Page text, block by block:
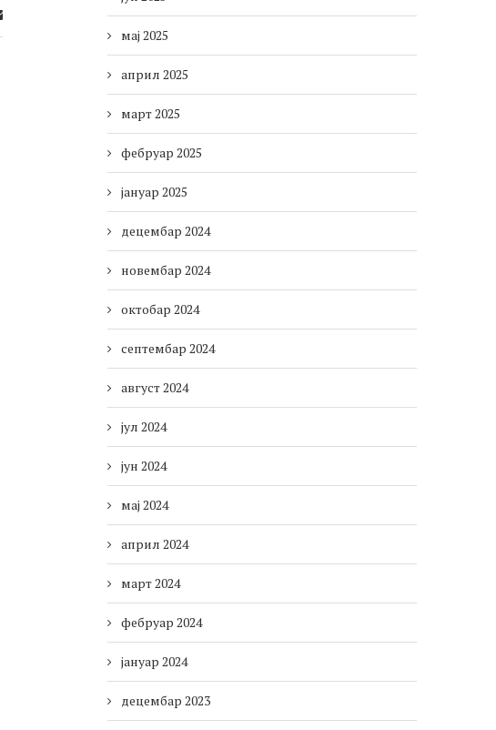
мај 2025
април 2025
март 2025
фебруар 2025
јануар 2025
децембар 2024
новембар 2024
октобар 2024
септембар 2024
август 2024
јул 2024
јун 2024
мај 2024
април 2024
март 2024
фебруар 2024
јануар 2024
децембар 2023